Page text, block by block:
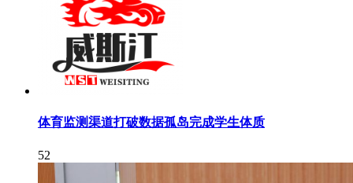
体育监测渠道打破数据孤岛完成学生体质
52